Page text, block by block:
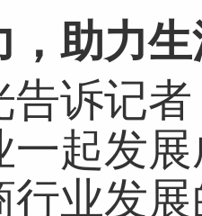
，助力
记者
一起发
行业发